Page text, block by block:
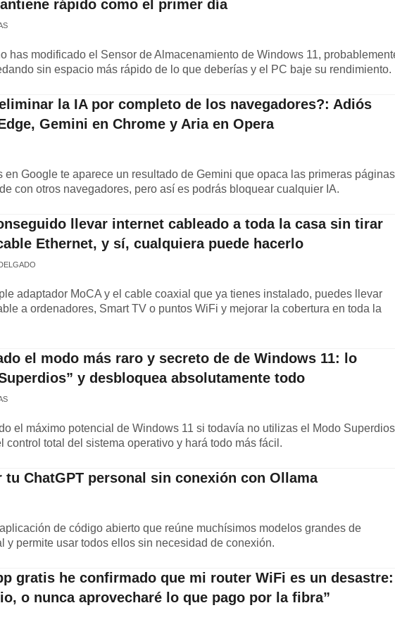
rápido como el primer día
has modificado el Sensor de Almacenamiento de Windows 11,
sin espacio más rápido de lo que deberías y el PC baje su rendimiento.
la IA por completo de los navegadores?: Adiós
Gemini en Chrome y Aria en Opera
en Google te aparece un resultado de Gemini que opaca las primeras
con otros navegadores, pero así es podrás bloquear cualquier IA.
llevar internet cableado a toda la casa sin tirar
Ethernet, y sí, cualquiera puede hacerlo
adaptador MoCA y el cable coaxial que ya tienes instalado, puedes llevar
a ordenadores, Smart TV o puntos WiFi y mejorar la cobertura en toda la
el modo más raro y secreto de de Windows 11: lo
y desbloquea absolutamente todo
el máximo potencial de Windows 11 si todavía no utilizas el Modo
control total del sistema operativo y hará todo más fácil.
tu ChatGPT personal sin conexión con Ollama
de código abierto que reúne muchísimos modelos grandes de
y permite usar todos ellos sin necesidad de conexión.
gratis he confirmado que mi router WiFi es un desastre:
o nunca aprovecharé lo que pago por la fibra”